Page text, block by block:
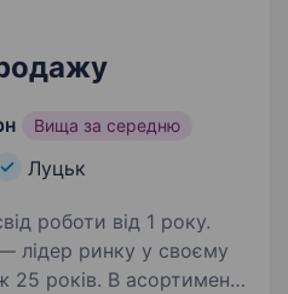
Вища за середню
Луцьк
роботи від 1 року.
лідер ринку у своєму
В асортименті